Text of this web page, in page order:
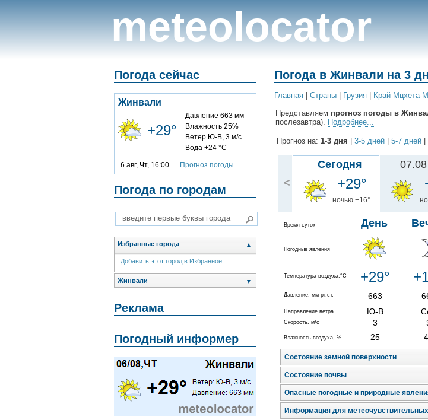
meteolocator
Погода сейчас
Жинвали
+29°
Давление 663 мм
Влажность 25%
Ветер Ю-В, 3 м/с
Вода +24 °C
6 авг, Чт, 16:00 Прогноз погоды
Погода по городам
Избранные города ▲
Добавить этот город в Избранное
Жинвали ▼
Реклама
Погодный информер
Погода в Жинвали на 3
Главная Cтраны Грузия Край Мцхета-
Представляем прогноз погоды в
послезавтра). Подробнее...
Прогноз на: 1-3 дня 3-5 дней 5-7 дней
<
Сегодня
+29°
ночью +16°
Время суток День
Погодные явления
Температура воздуха,°C +29°
Давление, мм рт.ст. 663
Направление ветра Ю-В
Скорость, м/с 3
Влажность воздуха, % 25
Состояние земной поверхности
Состояние почвы
Опасные погодные и природные
Информация для
07.08